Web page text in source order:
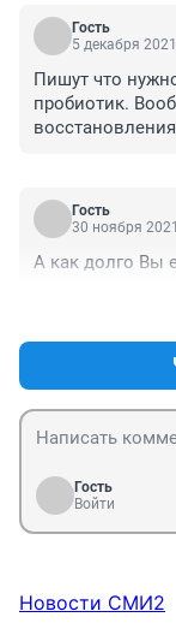
– очищение,
фитомаркет ру
Гость
5 декабря
Пишут что
пробиотик.
Гость
30 ноября
А как долго Вы
Гость
Войти
Новости СМИ2